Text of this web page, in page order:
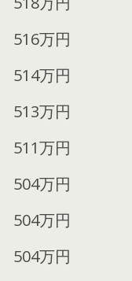
516万円
514万円
513万円
511万円
504万円
504万円
504万円